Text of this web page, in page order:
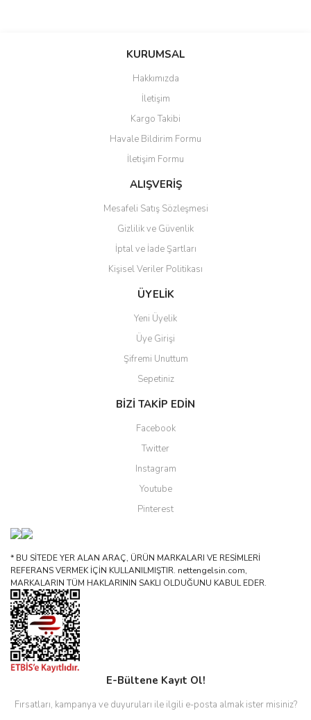
Bu ürüne ilk yorumu siz yapın!
Yorum Yaz
Ürün resmi kalitesiz, bozuk veya görüntülenemiyor.
Ürün açıklamasında eksik bilgiler bulunuyor.
Ürün bilgilerinde hatalar bulunuyor.
Ürün fiyatı diğer sitelerden daha pahalı.
Bu ürüne benzer farklı alternatifler olmalı.
Gönder
KURUMSAL
Hakkımızda
İletişim
Kargo Takibi
Havale Bildirim Formu
İletişim Formu
ALIŞVERİŞ
Mesafeli Satış Sözleşmesi
Gizlilik ve Güvenlik
İptal ve İade Şartları
Kişisel Veriler Politikası
ÜYELİK
Yeni Üyelik
Üye Girişi
Şifremi Unuttum
Sepetiniz
BİZİ TAKİP EDİN
Facebook
Twitter
Instagram
Youtube
Pinterest
* BU SİTEDE YER ALAN ARAÇ, ÜRÜN MARKALARI VE RESİMLERİ
REFERANS VERMEK İÇİN KULLANILMIŞTIR. nettengelsin.com,
MARKALARIN TÜM HAKLARININ SAKLI OLDUĞUNU KABUL EDER.
E-Bültene Kayıt Ol!
Fırsatları, kampanya ve duyuruları ile ilgili e-posta almak ister misiniz?